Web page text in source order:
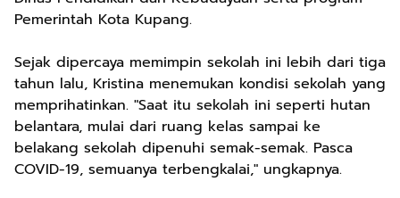
Pemerintah Kota Kupang.
Sejak dipercaya memimpin sekolah ini lebih dari tiga
tahun lalu, Kristina menemukan kondisi sekolah yang
memprihatinkan. "Saat itu sekolah ini seperti hutan
belantara, mulai dari ruang kelas sampai ke
belakang sekolah dipenuhi semak-semak. Pasca
COVID-19, semuanya terbengkalai," ungkapnya.